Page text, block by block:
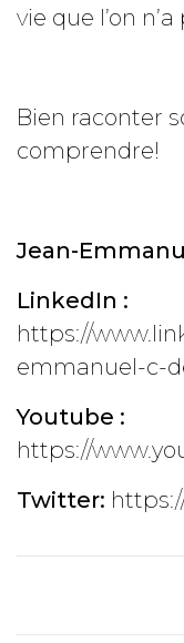
vie que l’on n’a
Bien raconter
comprendre!
Jean-
LinkedIn :
https://
emmanuel-c-
Youtube :
https://
Twitter: